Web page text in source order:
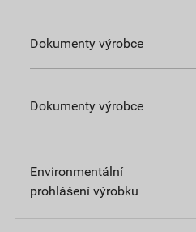
Dokumenty výrobce
Dokumenty výrobce
Environmentální
prohlášení výrobku